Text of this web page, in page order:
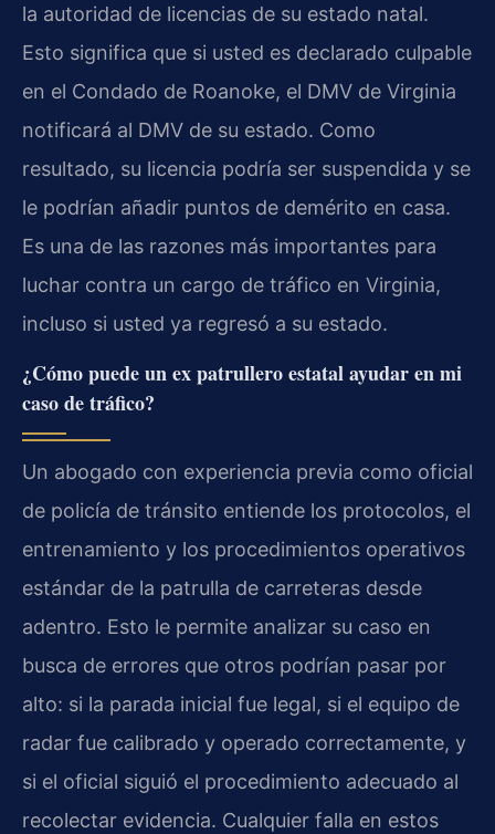
la autoridad de licencias de su estado natal.
Esto significa que si usted es declarado culpable
en el Condado de Roanoke, el DMV de Virginia
notificará al DMV de su estado. Como
resultado, su licencia podría ser suspendida y se
le podrían añadir puntos de demérito en casa.
Es una de las razones más importantes para
luchar contra un cargo de tráfico en Virginia,
incluso si usted ya regresó a su estado.
¿Cómo puede un ex patrullero estatal ayudar en mi
caso de tráfico?
Un abogado con experiencia previa como oficial
de policía de tránsito entiende los protocolos, el
entrenamiento y los procedimientos operativos
estándar de la patrulla de carreteras desde
adentro. Esto le permite analizar su caso en
busca de errores que otros podrían pasar por
alto: si la parada inicial fue legal, si el equipo de
radar fue calibrado y operado correctamente, y
si el oficial siguió el procedimiento adecuado al
recolectar evidencia. Cualquier falla en estos